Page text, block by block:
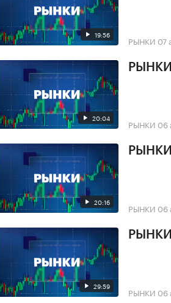
19:56 РЫНКИ 07
20:04 РЫНКИ 06
20:16 РЫНКИ 06
29:59 РЫНКИ 06